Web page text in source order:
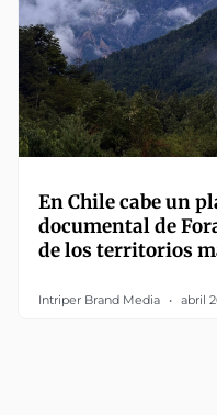
En Chile cabe un
documental de
de los territorios
Intriper Brand Media abril